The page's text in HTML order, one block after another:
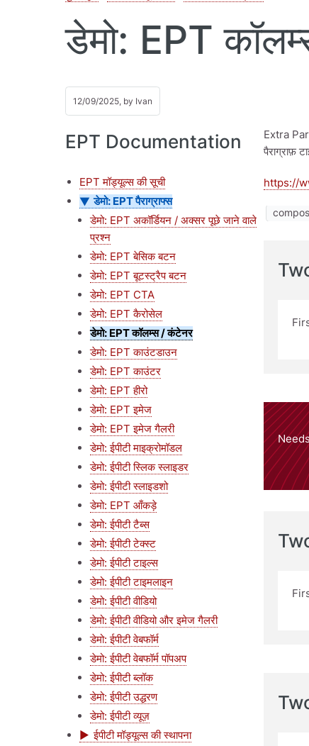
डेमो: EPT
12/09/2025, by Ivan
EPT Documentation
EPT मॉड्यूल्स की सूची
डेमो: EPT पैराग्राफ्स
डेमो: EPT अकॉर्डियन / अक्सर पूछे जाने वाले
प्रश्न
डेमो: EPT बेसिक बटन
डेमो: EPT बूटस्ट्रैप बटन
डेमो: EPT CTA
डेमो: EPT कैरोसेल
डेमो: EPT कॉलम्स / कंटेनर
डेमो: EPT काउंटडाउन
डेमो: EPT काउंटर
डेमो: EPT हीरो
डेमो: EPT इमेज
डेमो: EPT इमेज गैलरी
डेमो: ईपीटी माइक्रोमॉडल
डेमो: ईपीटी स्लिक स्लाइडर
डेमो: ईपीटी स्लाइडशो
डेमो: EPT आँकड़े
डेमो: ईपीटी टैब्स
डेमो: ईपीटी टेक्स्ट
डेमो: ईपीटी टाइल्स
डेमो: ईपीटी टाइमलाइन
डेमो: ईपीटी वीडियो
डेमो: ईपीटी वीडियो और इमेज गैलरी
डेमो: ईपीटी वेबफॉर्म
डेमो: ईपीटी वेबफॉर्म पॉपअप
डेमो: ईपीटी ब्लॉक
डेमो: ईपीटी उद्धरण
डेमो: ईपीटी व्यूज़
ईपीटी मॉड्यूल्स की स्थापना
Extra
पैराग्राफ़
https://